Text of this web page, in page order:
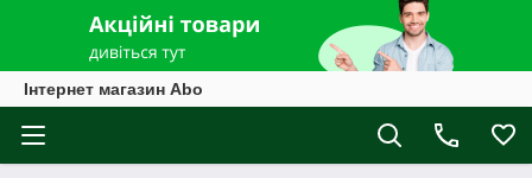
Інтернет магазин Abo